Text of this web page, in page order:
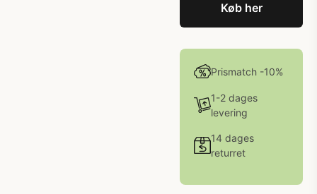
Køb her
Prismatch -10%
1-2 dages
levering
14 dages
returret